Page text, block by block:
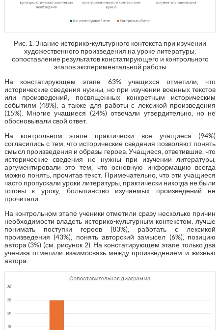
Рис. 1. Знание историко-культурного контекста при изучении
художественного произведения на уроке литературы:
сопоставление результатов констатирующего и контрольного
этапов экспериментальной работы
На констатирующем этапе 63% учащихся отметили, что
исторические сведения нужны, но при изучении военных текстов
или произведений, посвященных конкретным историческим
событиям (48%), а также для работы с лексикой произведения
(15%). Многие учащиеся (24%) отвечали утвердительно, но не
обосновывали свой ответ.
На контрольном этапе практически все учащиеся (94%)
согласились с тем, что исторические сведения позволяют понять
смысл произведения и образы героев. Учащиеся, ответившие, что
исторические сведения не нужны при изучении литературы,
аргументировали это тем, что основную информацию всегда
можно понять, прочитав текст. Примечательно, что эти учащиеся
часто пропускали уроки литературы, практически никогда не были
готовы к уроку, большинство изучаемых произведений не
прочитали.
На контрольном этапе ученики отметили сразу несколько причин
необходимости владеть историко-культурным контекстом: лучше
понимать поступки героев (83%), работать с лексикой
произведения (43%), понять авторский замысел (6%), позицию
автора (3%) (см. рисунок 2). На констатирующем этапе только два
ученика отметили взаимосвязь между произведением и жизнью
автора.